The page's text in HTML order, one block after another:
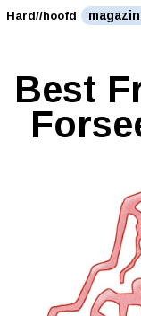
Hard//hoofd
Best